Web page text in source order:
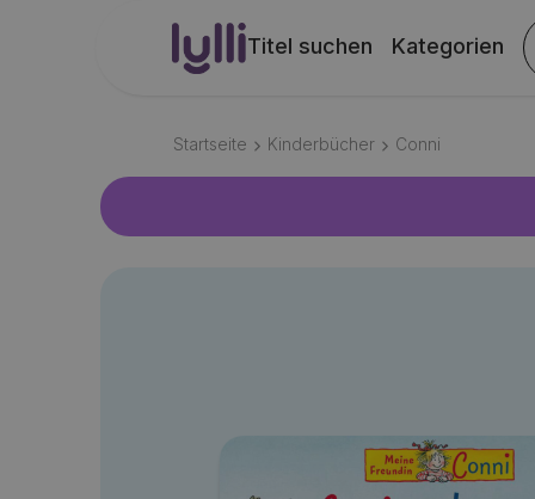
Titel suchen Kategorien
Startseite Kinderbücher Conni